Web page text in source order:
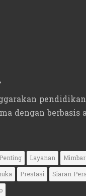
dengan berbasis
Layanan
Prestasi Siaran Pers